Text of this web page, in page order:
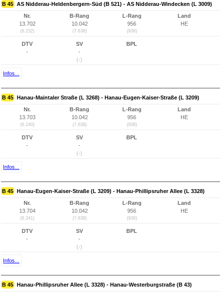
B 45 AS Nidderau-Heldenbergern-Süd (B 521) - AS Nidderau-Windecken (L 3009)
Nr.
13.702
(6.232)
B-Rang
10.042
(7.638)
L-Rang
956
(936)
Land
HE
DTV
-
SV
-
(-)
BPL
Infos...
B 45 Hanau-Maintaler Straße (L 3268) - Hanau-Eugen-Kaiser-Straße (L 3209)
Nr.
13.703
(6.240)
B-Rang
10.042
(7.638)
L-Rang
956
(936)
Land
HE
DTV
-
SV
-
(-)
BPL
Infos...
B 45 Hanau-Eugen-Kaiser-Straße (L 3209) - Hanau-Phillipsruher Allee (L 3328)
Nr.
13.704
(6.241)
B-Rang
10.042
(7.638)
L-Rang
956
(936)
Land
HE
DTV
-
SV
-
(-)
BPL
Infos...
B 45 Hanau-Phillipsruher Allee (L 3328) - Hanau-Westerburgstraße (B 43)